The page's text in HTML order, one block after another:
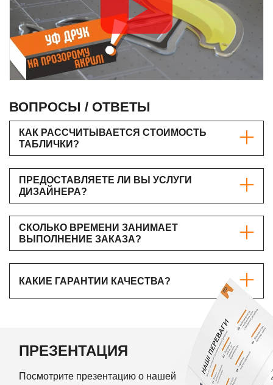
ВОПРОСЫ / ОТВЕТЫ
КАК РАССЧИТЫВАЕТСЯ СТОИМОСТЬ
ТАБЛИЧКИ?
ПРЕДОСТАВЛЯЕТЕ ЛИ ВЫ УСЛУГИ
ДИЗАЙНЕРА?
СКОЛЬКО ВРЕМЕНИ ЗАНИМАЕТ
ВЫПОЛНЕНИЕ ЗАКАЗА?
КАКИЕ ГАРАНТИИ КАЧЕСТВА?
ПРЕЗЕНТАЦИЯ
Посмотрите презентацию о нашей